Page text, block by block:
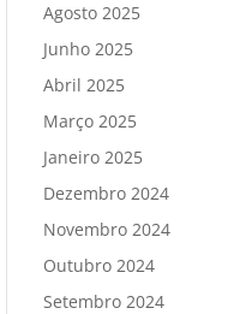
Agosto 2025
Junho 2025
Abril 2025
Março 2025
Janeiro 2025
Dezembro 2024
Novembro 2024
Outubro 2024
Setembro 2024